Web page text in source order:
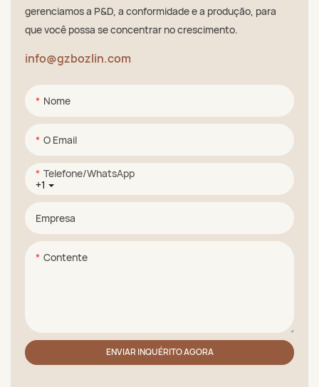
gerenciamos a P&D, a conformidade e a produção, para
que você possa se concentrar no crescimento.
info@gzbozlin.com
Nome
O Email
+1
Telefone/WhatsApp
Empresa
Contente
ENVIAR INQUÉRITO AGORA